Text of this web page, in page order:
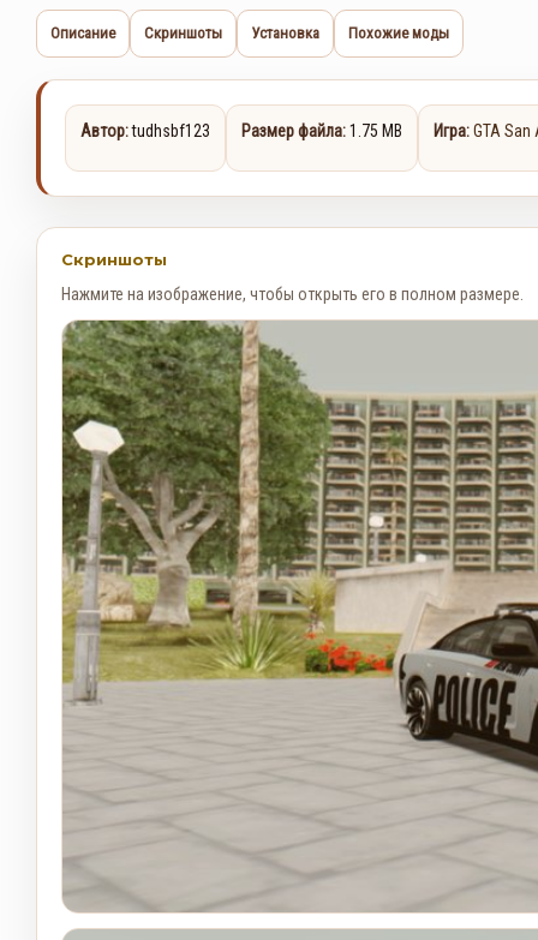
Описание Скриншоты Установка Похожие моды
Автор:tudhsbf123 Размер файла:1.75 MB Игра:GTA San
Скриншоты
Нажмите на изображение, чтобы открыть его в полном размере.